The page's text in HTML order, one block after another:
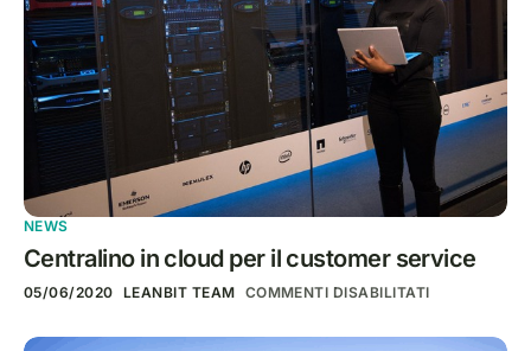
NEWS
Centralino in cloud per il customer service
05/06/2020 LEANBIT TEAM COMMENTI DISABILITATI